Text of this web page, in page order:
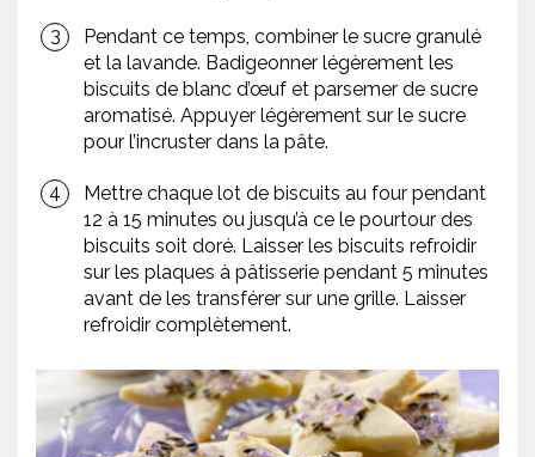
Pendant ce temps, combiner le sucre granulé
et la lavande. Badigeonner légèrement les
biscuits de blanc d’œuf et parsemer de sucre
aromatisé. Appuyer légèrement sur le sucre
pour l’incruster dans la pâte.
Mettre chaque lot de biscuits au four pendant
12 à 15 minutes ou jusqu’à ce le pourtour des
biscuits soit doré. Laisser les biscuits refroidir
sur les plaques à pâtisserie pendant 5 minutes
avant de les transférer sur une grille. Laisser
refroidir complètement.